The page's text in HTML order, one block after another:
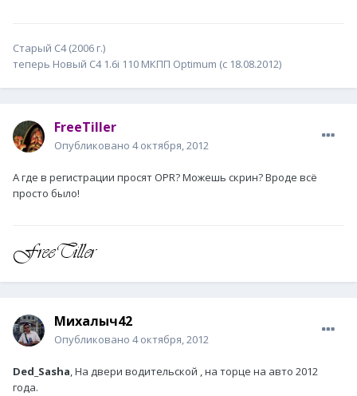
Старый С4 (2006 г.)
теперь Новый C4 1.6i 110 МКПП Optimum (с 18.08.2012)
FreeTiller
Опубликовано 4 октября, 2012
А где в регистрации просят OPR? Можешь скрин? Вроде всё
просто было!
Михалыч42
Опубликовано 4 октября, 2012
Ded_Sasha, На двери водительской , на торце на авто 2012
года.